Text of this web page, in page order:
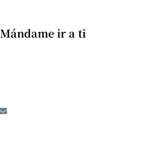
Mándame ir a ti